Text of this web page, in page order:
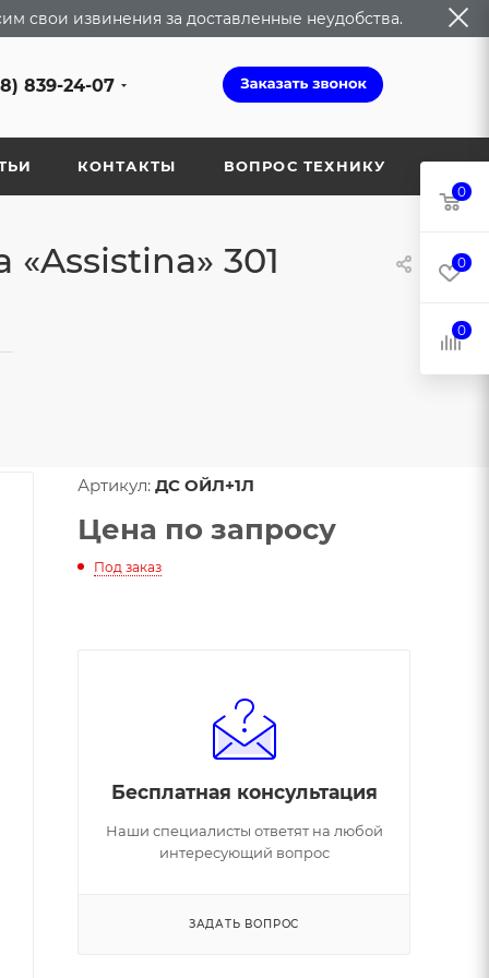
свои извинения за доставленные неудобства.
839-24-07
КОНТАКТЫ ВОПРОС ТЕХНИКУ
301
Артикул: ДС ОЙЛ+1Л
Цена по запросу
Под заказ
Бесплатная консультация
Наши специалисты ответят на любой
интересующий вопрос
ЗАДАТЬ ВОПРОС
0
0
0